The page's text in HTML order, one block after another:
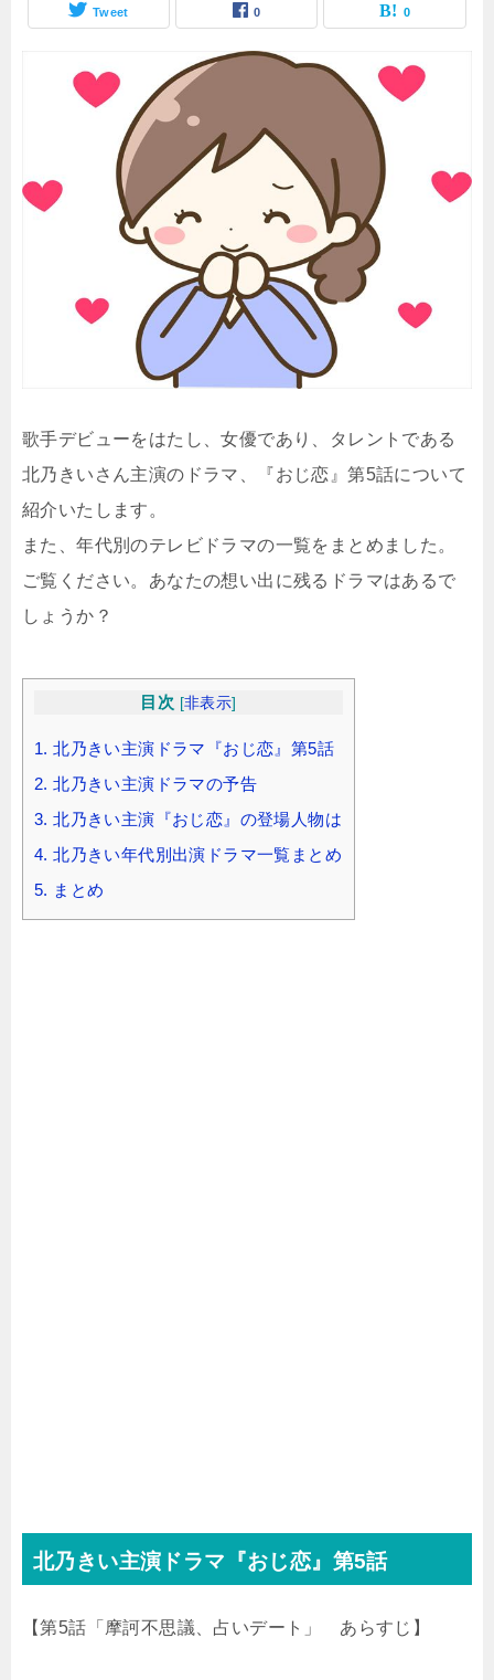
Tweet 0 0
歌手デビューをはたし、女優であり、タレントである
北乃きいさん主演のドラマ、『おじ恋』第5話について
紹介いたします。
また、年代別のテレビドラマの一覧をまとめました。
ご覧ください。あなたの想い出に残るドラマはあるで
しょうか？
目次 [非表示]
1. 北乃きい主演ドラマ『おじ恋』第5話
2. 北乃きい主演ドラマの予告
3. 北乃きい主演『おじ恋』の登場人物は
4. 北乃きい年代別出演ドラマ一覧まとめ
5. まとめ
北乃きい主演ドラマ『おじ恋』第5話
【第5話「摩訶不思議、占いデート」 あらすじ】